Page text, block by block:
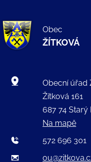
Obec
ŽÍTKOVÁ
Obecní úřad
Žítková 161
687 74 Starý
Na mapě
572 696 301